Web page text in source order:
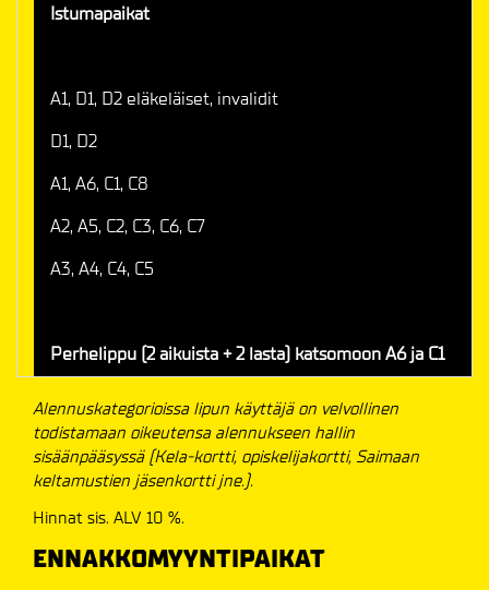
Istumapaikat
A1, D1, D2 eläkeläiset, invalidit
D1, D2
A1, A6, C1, C8
A2, A5, C2, C3, C6, C7
A3, A4, C4, C5
Perhelippu (2 aikuista + 2 lasta) katsomoon A6 ja C1
Alennuskategorioissa lipun käyttäjä on velvollinen
todistamaan oikeutensa alennukseen hallin
sisäänpääsyssä (Kela-kortti, opiskelijakortti, Saimaan
keltamustien jäsenkortti jne.).
Hinnat sis. ALV 10 %.
ENNAKKOMYYNTIPAIKAT